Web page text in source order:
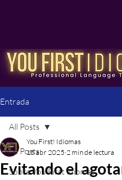
Entrada
All Posts
Sobre You First Idiomas
All Posts
Evitando el
You First! Idiomas
15 abr 2025 2 min de lectura